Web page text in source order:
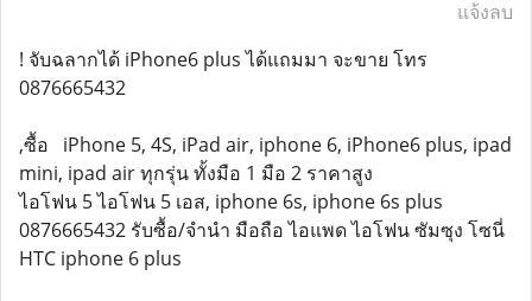
แจ้งลบ
! จับฉลากได้ iPhone6 plus ได้แถมมา จะขาย โทร
0876665432
,ซื้อ iPhone 5, 4S, iPad air, iphone 6, iPhone6 plus, ipad
mini, ipad air ทุกรุ่น ทั้งมือ 1 มือ 2 ราคาสูง
ไอโฟน 5 ไอโฟน 5 เอส, iphone 6s, iphone 6s plus
0876665432 รับซื้อ/จำนำ มือถือ ไอแพด ไอโฟน ซัมซุง โซนี่
HTC iphone 6 plus